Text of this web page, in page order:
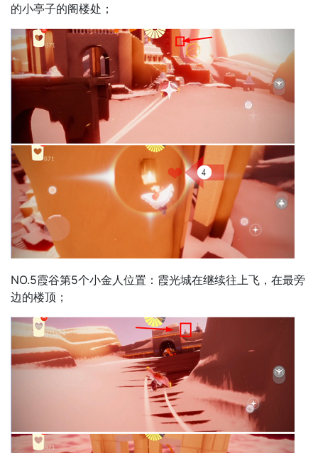
的小亭子的阁楼处；
NO.5霞谷第5个小金人位置：霞光城在继续往上飞，在最旁
边的楼顶；